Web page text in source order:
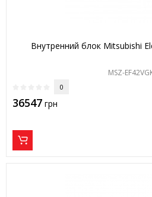
Внутренний блок Mitsubishi
MSZ-
0
36547 грн